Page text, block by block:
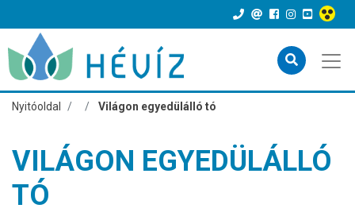
Nyitóoldal Világon egyedülálló tó
VILÁGON EGYEDÜLÁLLÓ
TÓ